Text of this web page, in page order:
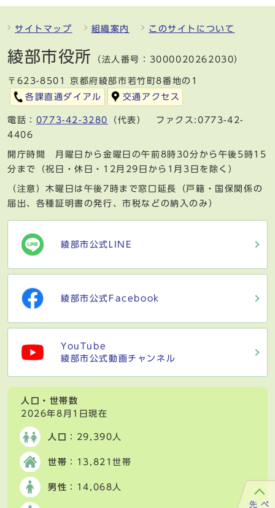
サイトマップ 組織案内 このサイトについて
綾部市役所 （法人番号：3000020262030）
〒623-8501 京都府綾部市若竹町8番地の1
各課直通ダイアル
交通アクセス
電話： 0773-42-3280
（代表） ファクス:0773-42-
4406
開庁時間 月曜日から金曜日の午前8時30分から午後5時15
分まで（祝日・休日・12月29日から1月3日を除く）
（注意）木曜日は午後7時まで窓口延長（戸籍・国保関係の
届出、各種証明書の発行、市税などの納入のみ）
綾部市公式LINE
綾部市公式Facebook
YouTube
綾部市公式動画チャンネル
人口・世帯数
2026年8月1日現在
人口 ：29,390人
世帯 ：13,821世帯
男性 ：14,068人